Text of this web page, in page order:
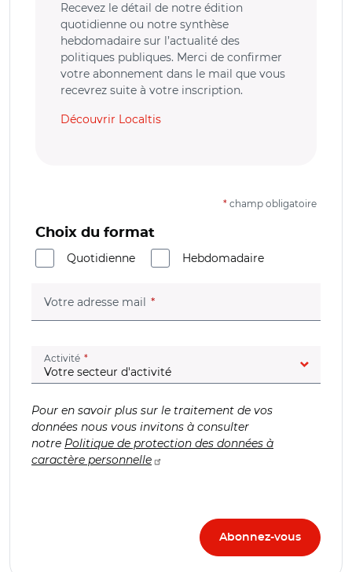
Recevez le détail de notre édition
quotidienne ou notre synthèse
hebdomadaire sur l’actualité des
politiques publiques. Merci de confirmer
votre abonnement dans le mail que vous
recevrez suite à votre inscription.
Découvrir Localtis
* champ obligatoire
Choix du format
Quotidienne
Hebdomadaire
Votre adresse mail (champ obligatoire)
Activité (champ obligatoire)
Pour en savoir plus sur le traitement de vos
données nous vous invitons à consulter
notre Politique de protection des données à
caractère personnelle